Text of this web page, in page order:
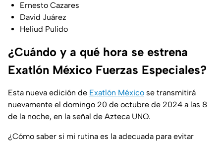
Ernesto Cazares
David Juárez
Heliud Pulido
¿Cuándo y a qué hora se estrena
Exatlón México Fuerzas Especiales?
Esta nueva edición de Exatlón México se transmitirá
nuevamente el domingo 20 de octubre de 2024 a las 8
de la noche, en la señal de Azteca UNO.
¿Cómo saber si mi rutina es la adecuada para evitar